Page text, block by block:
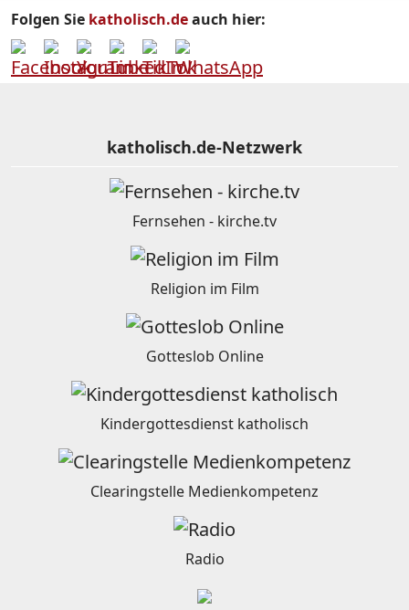
Folgen Sie katholisch.deauch hier:
katholisch.de-Netzwerk
Fernsehen - kirche.tv
Religion im Film
Gotteslob Online
Kindergottesdienst katholisch
Clearingstelle Medienkompetenz
Radio